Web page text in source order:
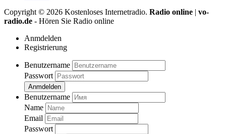
Copyright © 2026 Kostenloses Internetradio. Radio online | vo-
radio.de - Hören Sie Radio online
Anmdelden
Registrierung
Benutzername
Passwort
Anmdelden
Benutzername
Name
Email
Passwort